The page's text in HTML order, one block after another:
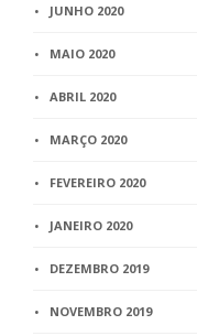
JUNHO 2020
MAIO 2020
ABRIL 2020
MARÇO 2020
FEVEREIRO 2020
JANEIRO 2020
DEZEMBRO 2019
NOVEMBRO 2019